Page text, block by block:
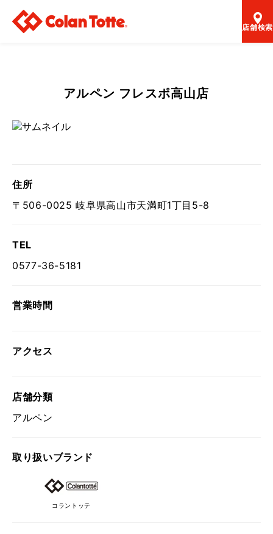
店舗検索
アルペン フレスポ高山店
住所
〒506-0025 岐阜県高山市天満町1丁目5-8
TEL
0577-36-5181
営業時間
アクセス
店舗分類
アルペン
取り扱いブランド
コラントッテ